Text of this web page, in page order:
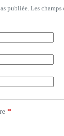
publiée. Les
*